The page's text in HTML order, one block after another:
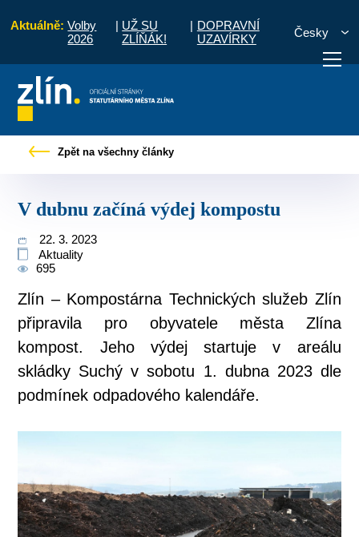
Aktuálně: Volby
2026
| UŽ SU
ZLÍŇÁK!
| DOPRAVNÍ
UZAVÍRKY
Česky
vyřídit Potřebuji zaplatit
Zpět na všechny články
V dubnu začíná výdej kompostu
22. 3. 2023
Aktuality
695
Zlín – Kompostárna Technických služeb Zlín
připravila pro obyvatele města Zlína
kompost. Jeho výdej startuje v areálu
skládky Suchý v sobotu 1. dubna 2023 dle
podmínek odpadového kalendáře.